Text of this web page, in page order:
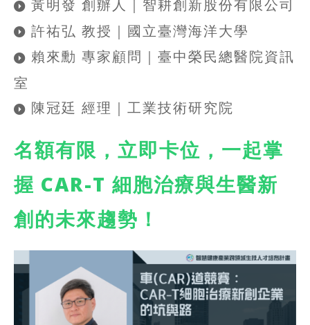
黃明發 創辦人｜智耕創新股份有限公司
許祐弘 教授｜國立臺灣海洋大學
賴來勳 專家顧問｜臺中榮民總醫院資訊
室
陳冠廷 經理｜工業技術研究院
名額有限，立即卡位，一起掌
握 CAR-T 細胞治療與生醫新
創的未來趨勢！